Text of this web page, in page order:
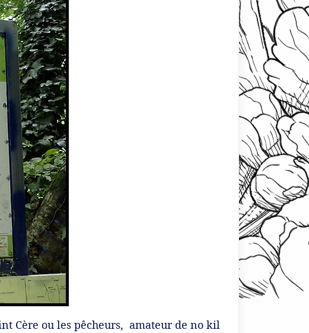
Cère ou les pêcheurs, amateur de no kil